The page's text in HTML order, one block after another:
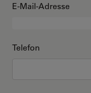
E-Mail-Adresse
Telefon